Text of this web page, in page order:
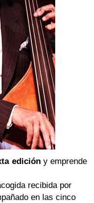
edicióny emprende
recibida por
en las cinco